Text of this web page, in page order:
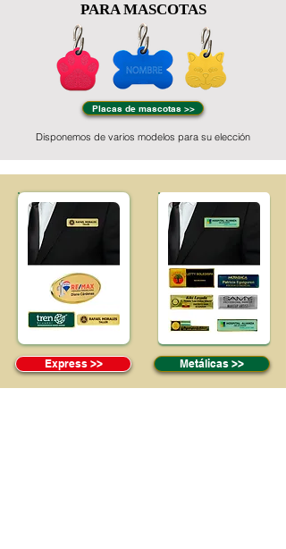
PARA MASCOTAS
Placas de mascotas >>
Disponemos de varios modelos para su elección
Express >> Metálicas >>